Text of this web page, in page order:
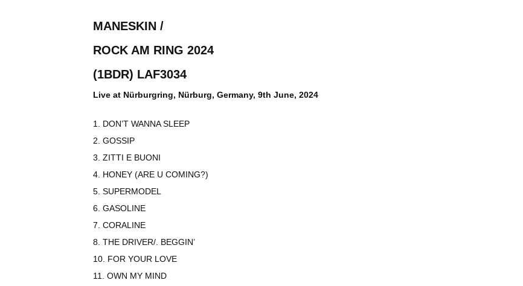
MANESKIN /
ROCK AM RING 2024
(1BDR) LAF3034
Live at Nürburgring, Nürburg, Germany, 9th June, 2024
1. DON’T WANNA SLEEP
2. GOSSIP
3. ZITTI E BUONI
4. HONEY (ARE U COMING?)
5. SUPERMODEL
6. GASOLINE
7. CORALINE
8. THE DRIVER/. BEGGIN’
10. FOR YOUR LOVE
11. OWN MY MIND